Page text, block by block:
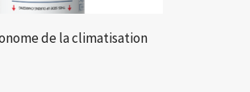
de la climatisation